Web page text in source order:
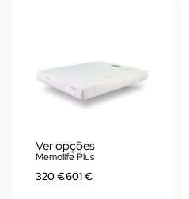
Ver opções
Memolife Plus
320€601€